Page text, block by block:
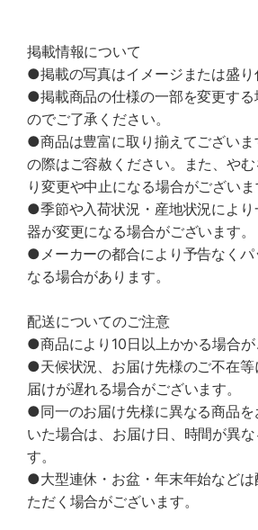
掲載情報について
●掲載の写真はイメージまたは盛り
●掲載商品の仕様の一部を変更する
のでご了承ください。
●商品は豊富に取り揃えてござい
の際はご容赦ください。また、や
り変更や中止になる場合がございま
●季節や入荷状況・産地状況により
器が変更になる場合がございます。
●メーカーの都合により予告なくパ
なる場合があります。
配送についてのご注意
●商品により10日以上かかる場合が
●天候状況、お届け先様のご不在等
届けが遅れる場合がございます。
●同一のお届け先様に異なる商品
いた場合は、お届け日、時間が異
す。
●大型連休・お盆・年末年始などは
ただく場合がございます。